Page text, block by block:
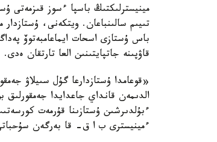
مينيسترلىكتىڭ باسپا ءسوز قىزمەتى
تىيىم سالىنباعان. ويتكەنى،
باس ۇستازى اسحات ايماعامبەتوۆ
قاۋپىنە جاتپايتىنىن العا تارتقان ەدى.
«قوعامدا ۇستازدارعا گۇل سىيلاۋ
الدىمەن قانداي جاعدايدا جەمقورلىق
ءبۇلدىرشىن ۇستازىنا قۇرمەت
ءمينيسترى ب ا ق- قا بەرگەن